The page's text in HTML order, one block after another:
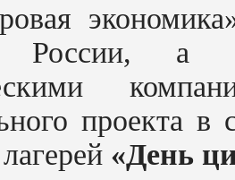
России, а
проекта
«День